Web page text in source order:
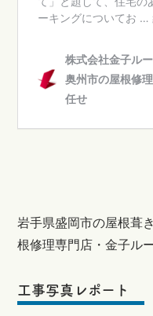
岩手県盛岡市の屋根葺
根修理専門店・金子ル
工事写真レポート